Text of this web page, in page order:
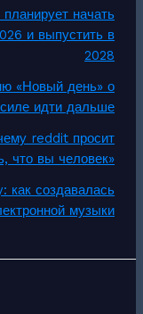
начать
и выпустить в
2028
«Новый день» о
идти дальше
reddit просит
что вы человек»
как создавалась
музыки